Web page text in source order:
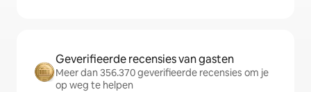
Geverifieerde recensies van gasten
Meer dan 356.370 geverifieerde recensies om je
op weg te helpen